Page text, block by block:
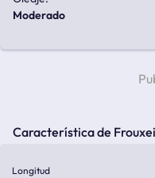
moderado
Característica de
Longitud